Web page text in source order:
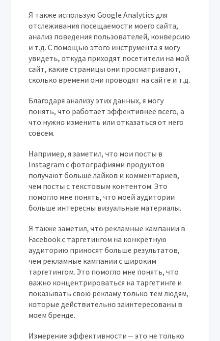
Я также использую Google Analytics для
отслеживания посещаемости моего сайта,
анализ поведения пользователей, конверсию
и т.д. С помощью этого инструмента я могу
увидеть, откуда приходят посетители на мой
сайт, какие страницы они просматривают,
сколько времени они проводят на сайте и т.д.
Благодаря анализу этих данных, я могу
понять, что работает эффективнее всего, а
что нужно изменить или отказаться от него
совсем.
Например, я заметил, что мои посты в
Instagram с фотографиями продуктов
получают больше лайков и комментариев,
чем посты с текстовым контентом. Это
помогло мне понять, что моей аудитории
больше интересны визуальные материалы.
Я также заметил, что рекламные кампании в
Facebook с таргетингом на конкретную
аудиторию приносят больше результатов,
чем рекламные кампании с широким
таргетингом. Это помогло мне понять, что
важно концентрироваться на таргетинге и
показывать свою рекламу только тем людям,
которые действительно заинтересованы в
моем бренде.
Измерение эффективности ⏤ это не только